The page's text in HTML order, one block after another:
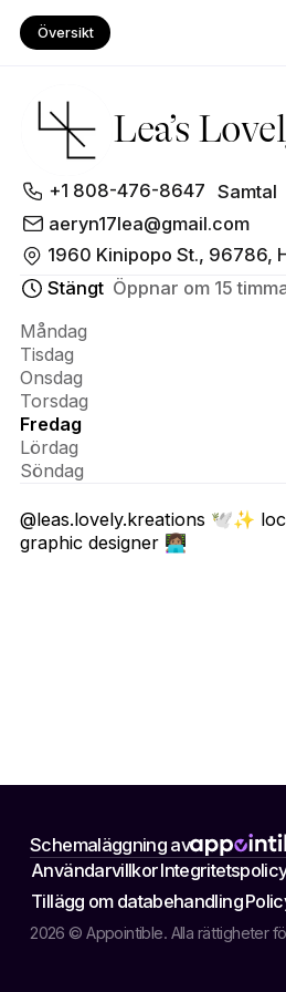
Översikt
Lea’s
Om Lea’s
Lovely
Kreations
+1 808-476-8647
Samtal
aeryn17lea@gmail.com
1960 Kinipopo
Stängt Öppnar om 15
Måndag
Tisdag
Onsdag
Torsdag
Fredag
Lördag
Söndag
@leas.lovely.kreations 🕊️✨
graphic designer 👩🏽‍💻
Schemaläggning av
2026 © Appointible. Alla rättigheter
AnvändarvillkorIntegritetspolicy
Tillägg om databehandling